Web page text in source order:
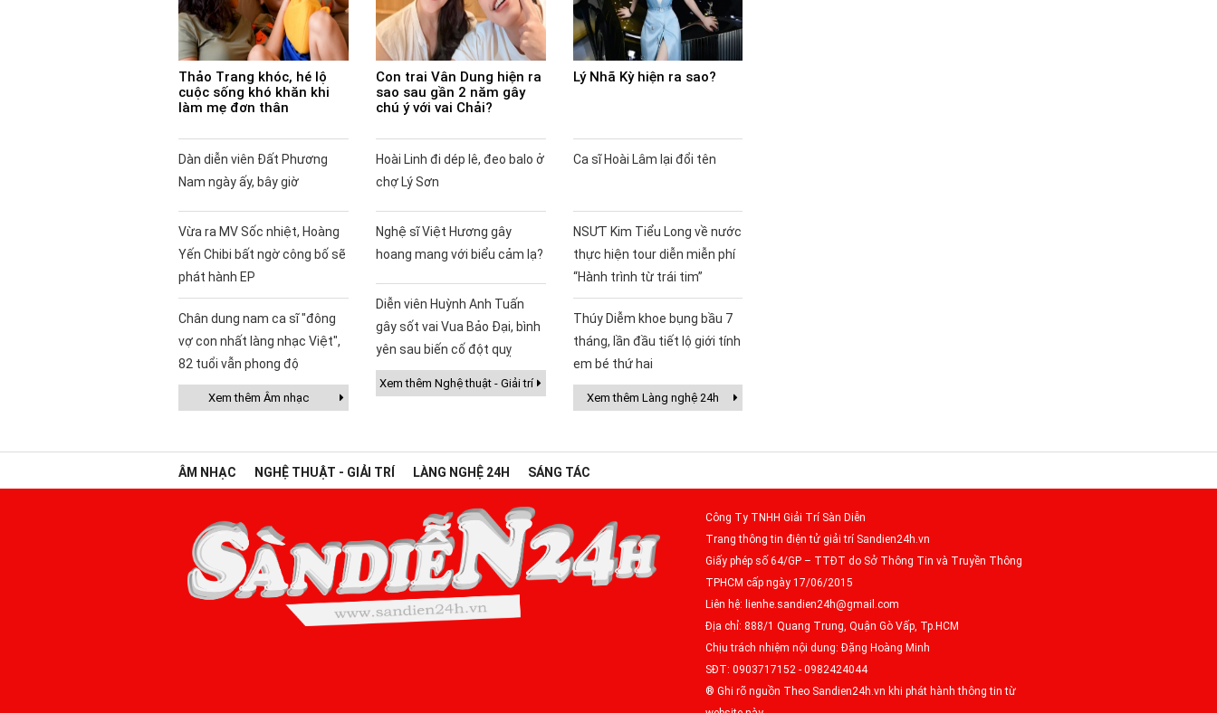
Thảo Trang khóc, hé lộ
cuộc sống khó khăn khi
làm mẹ đơn thân
Dàn diễn viên Đất Phương
Nam ngày ấy, bây giờ
Vừa ra MV Sốc nhiệt, Hoàng
Yến Chibi bất ngờ công bố sẽ
phát hành EP
Chân dung nam ca sĩ "đông
vợ con nhất làng nhạc Việt",
82 tuổi vẫn phong độ
Xem thêm Âm nhạc
Con trai Vân Dung hiện ra
sao sau gần 2 năm gây
chú ý với vai Chải?
Hoài Linh đi dép lê, đeo balo ở
chợ Lý Sơn
Nghệ sĩ Việt Hương gây
hoang mang với biểu cảm lạ?
Diễn viên Huỳnh Anh Tuấn
gây sốt vai Vua Bảo Đại, bình
yên sau biến cố đột quỵ
Xem thêm Nghệ thuật - Giải trí
Lý Nhã Kỳ hiện ra sao?
Ca sĩ Hoài Lâm lại đổi tên
NSƯT Kim Tiểu Long về nước
thực hiện tour diễn miễn phí
“Hành trình từ trái tim”
Thúy Diễm khoe bụng bầu 7
tháng, lần đầu tiết lộ giới tính
em bé thứ hai
Xem thêm Làng nghệ 24h
ÂM NHẠC NGHỆ THUẬT - GIẢI TRÍ LÀNG NGHỆ 24H SÁNG TÁC
Công Ty TNHH Giải Trí Sàn Diễn
Trang thông tin điện tử giải trí Sandien24h.vn
Giấy phép số 64/GP – TTĐT do Sở Thông Tin và Truyền Thông
TPHCM cấp ngày 17/06/2015
Liên hệ: lienhe.sandien24h@gmail.com
Địa chỉ: 888/1 Quang Trung, Quận Gò Vấp, Tp.HCM
Chịu trách nhiệm nội dung: Đặng Hoàng Minh
SĐT: 0903717152 - 0982424044
® Ghi rõ nguồn Theo Sandien24h.vn khi phát hành thông tin từ